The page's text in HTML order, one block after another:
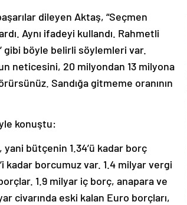
dileyen Aktaş, “Seçmen
Aynı ifadeyi kullandı. Rahmetli
gibi böyle belirli söylemleri var.
neticesini, 20 milyondan 13 milyona
Sandığa gitmeme oranının
konuştu:
bütçenin 1.34’ü kadar borç
kadar borcumuz var. 1.4 milyar vergi
1.9 milyar iç borç, anapara ve
civarında eski kalan Euro borçları,